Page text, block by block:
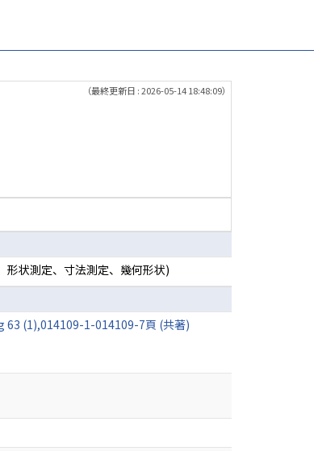
（最終更新日 : 2026-05-14 18:48:09）
形状測定、寸法測定、幾何形状)
(1),014109-1-014109-7頁 (共著)